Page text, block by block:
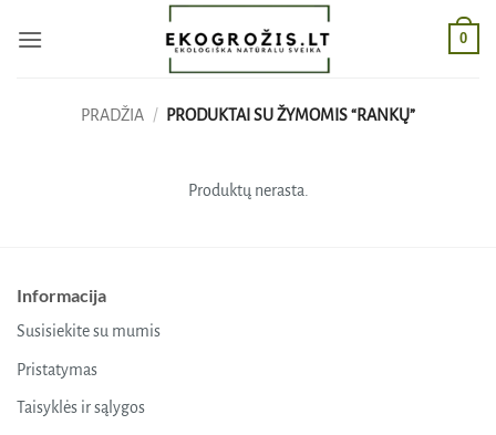
0
PRADŽIA / PRODUKTAI SU ŽYMOMIS “RANKŲ”
Produktų nerasta.
Informacija
Susisiekite su mumis
Pristatymas
Taisyklės ir sąlygos